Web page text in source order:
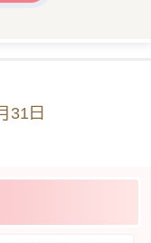
31日